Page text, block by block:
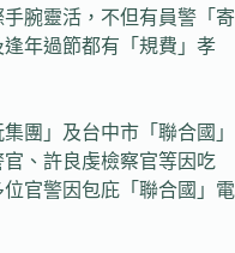
腕靈活，不但有員警「寄
年過節都有「規費」孝
」及台中市「聯合國」
、許良虔檢察官等因吃
位官警因包庇「聯合國」電